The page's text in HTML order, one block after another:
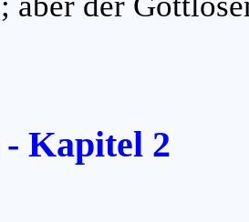
- Kapitel 2